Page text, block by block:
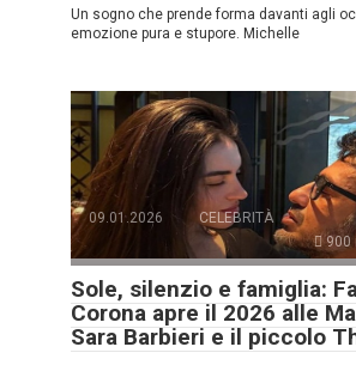
Un sogno che prende forma davanti agli
emozione pura e stupore. Michelle
09.01.2026
CELEBRITÀ
900
Sole, silenzio e famiglia:
Corona apre il 2026 alle
Sara Barbieri e il piccolo